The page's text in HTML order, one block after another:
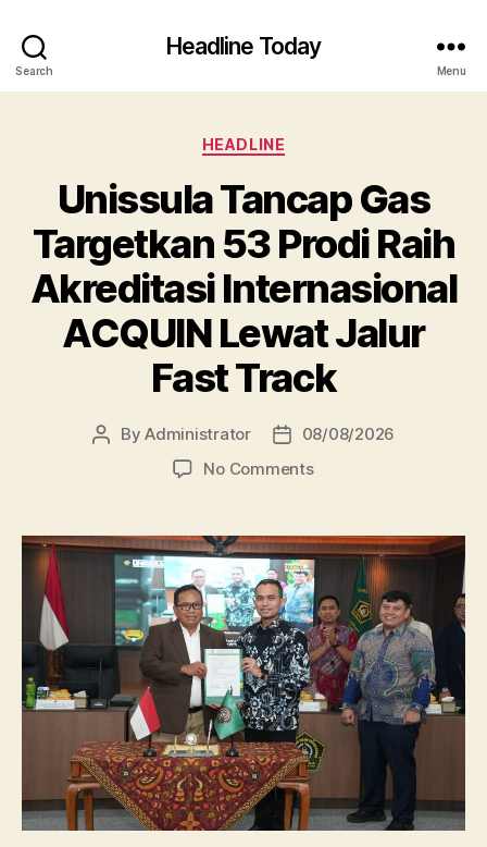
Search
Headline Today
Menu
Categories
HEADLINE
Unissula Tancap Gas
Targetkan 53 Prodi Raih
Akreditasi Internasional
ACQUIN Lewat Jalur
Fast Track
PostByAdministrator
Post08/08/2026
No Commentson
Gas
Targetkan
53
Prodi
Raih
Akreditasi
Internasional
ACQUIN
Lewat
Jalur
Track